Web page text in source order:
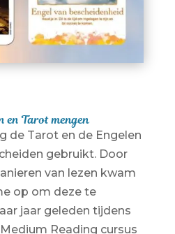
en Tarot mengen
de Tarot en de Engelen
gebruikt. Door
van lezen kwam
op om deze te
jaar geleden tijdens
Reading cursus